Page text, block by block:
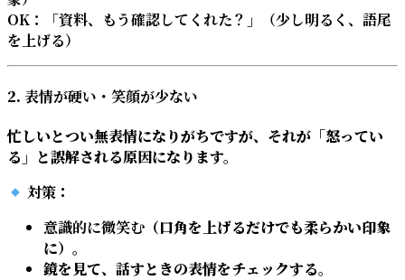
OK：「資料、もう確認してくれた？」（少し明るく、語尾
を上げる）
2. 表情が硬い・笑顔が少ない
忙しいとつい無表情になりがちですが、それが「怒ってい
る」と誤解される原因になります。
対策 ：
意識的に微笑む （口角を上げるだけでも柔らかい印象
に）。
鏡を見て、話すときの表情をチェックする。